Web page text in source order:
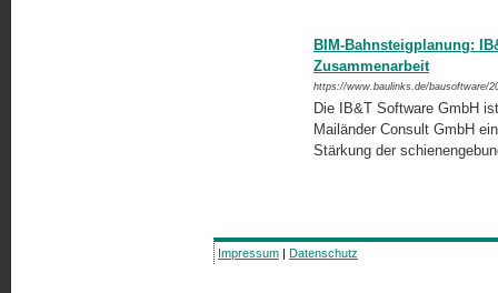
BIM-Bahnsteigplanung:
Zusammenarbeit
https://www.baulinks.de/bausoftware/
Die IB&T Software GmbH
Mailänder Consult GmbH
Stärkung der
Impressum | Datenschutz